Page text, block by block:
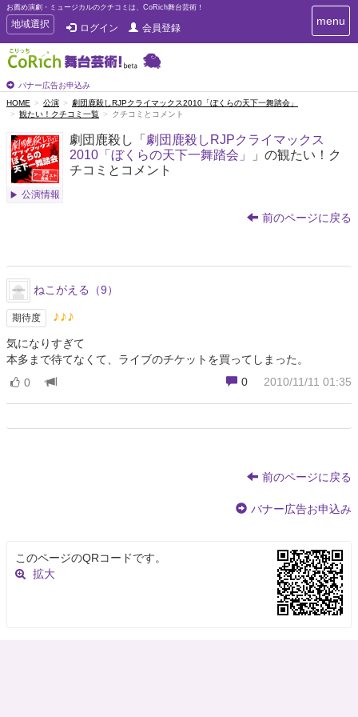
お薦め演劇・ミュージカルのクチコミは、CoRich舞台芸術！
T
o
g
g
e
n
a
i
g
a
t
i
地域選択 ログイン 会員登録
バナー広告お申込み
T
o
t
menu
HOME 公演
劇団鹿殺しRJPクライマックス2010「ぼくらの天下一舞踏会」
観たい！クチコミ一覧
クチコミとコメント
公演情報
劇団鹿殺し「 劇団鹿殺しRJPクライマックス
2010「ぼくらの天下一舞踏会」
」の観たい！ク
チコミとコメント
前のページに戻る
ねこがえる（9）
期待度 ♪♪♪
気になりすぎて
本多まで待てなくて、ライブのチケットを買ってしまった。
0
2010/11/11 01:35
0
前のページに戻る
バナー広告お申込み
このページのQRコードです。
拡大